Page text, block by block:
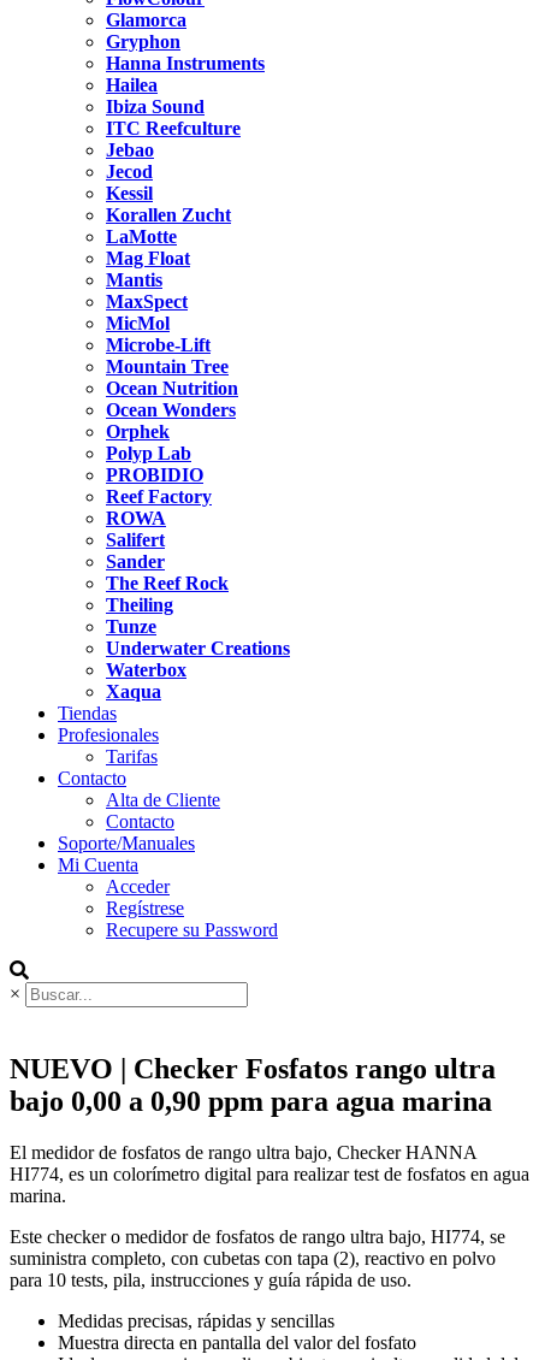
Glamorca
Gryphon
Hanna Instruments
Hailea
Ibiza Sound
ITC Reefculture
Jebao
Jecod
Kessil
Korallen Zucht
LaMotte
Mag Float
Mantis
MaxSpect
MicMol
Microbe-Lift
Mountain Tree
Ocean Nutrition
Ocean Wonders
Orphek
Polyp Lab
PROBIDIO
Reef Factory
ROWA
Salifert
Sander
The Reef Rock
Theiling
Tunze
Underwater Creations
Waterbox
Xaqua
Tiendas
Profesionales
Tarifas
Contacto
Alta de Cliente
Contacto
Soporte/Manuales
Mi Cuenta
Acceder
Regístrese
Recupere su Password
×
NUEVO | Checker Fosfatos rango ultra
bajo 0,00 a 0,90 ppm para agua marina
El medidor de fosfatos de rango ultra bajo, Checker HANNA
HI774, es un colorímetro digital para realizar test de fosfatos en agua
marina.
Este checker o medidor de fosfatos de rango ultra bajo, HI774, se
suministra completo, con cubetas con tapa (2), reactivo en polvo
para 10 tests, pila, instrucciones y guía rápida de uso.
Medidas precisas, rápidas y sencillas
Muestra directa en pantalla del valor del fosfato